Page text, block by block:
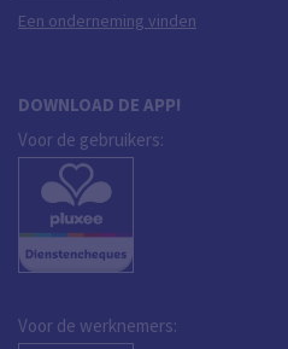
Een onderneming vinden
DOWNLOAD DE APP!
Voor de gebruikers:
Voor de werknemers: